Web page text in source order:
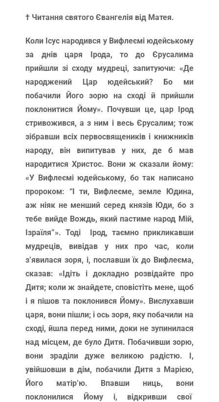
† Читання святого Євангелія від Матея.
Коли Ісус народився у Вифлеємі юдейському
за днів царя Ірода, то до Єрусалима
прийшли зі сходу мудреці, запитуючи: «Де
народжений Цар юдейський? Бо ми
побачили Його зорю на сході й прийшли
поклонитися Йому». Почувши це, цар Ірод
стривожився, а з ним і весь Єрусалим; тож
зібравши всіх первосвящеників і книжників
народу, він випитував у них, де б мав
народитися Христос. Вони ж сказали йому:
«У Вифлеємі юдейському, бо так написано
пророком: “І ти, Вифлеєме, земле Юдина,
аж ніяк не менший серед князів Юди, бо з
тебе вийде Вождь, який пастиме народ Мій,
Ізраїля”». Тоді Ірод, таємно прикликавши
мудреців, вивідав у них про час, коли
з’явилася зоря, і, пославши їх до Вифлеєма,
сказав: «Ідіть і докладно розвідайте про
Дитя; коли ж знайдете, сповістіть мене, щоб
і я пішов та поклонився Йому». Вислухавши
царя, вони пішли; і ось зоря, яку побачили на
сході, йшла перед ними, доки не зупинилася
над місцем, де було Дитя. Побачивши зорю,
вони зраділи дуже великою радістю. І,
увійшовши в дім, побачили Дитя з Марією,
Його матір’ю. Впавши ниць, вони
поклонилися Йому і, відкривши свої